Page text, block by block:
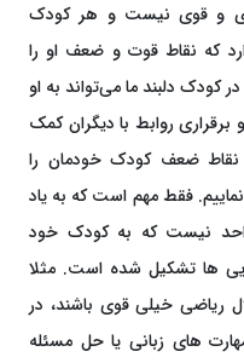
و قوی نیست و هر کودک
که نقاط قوت و ضعف او را
دلبند ما می‌تواند به او
روابط با دیگران کمک
نقاط ضعف کودک خودمان را
فقط مهم است که به یاد
نیست که به کودک خود
ها تشکیل شده است. مثلا
ریاضی خیلی قوی باشند، در
های زبانی یا حل مسئله